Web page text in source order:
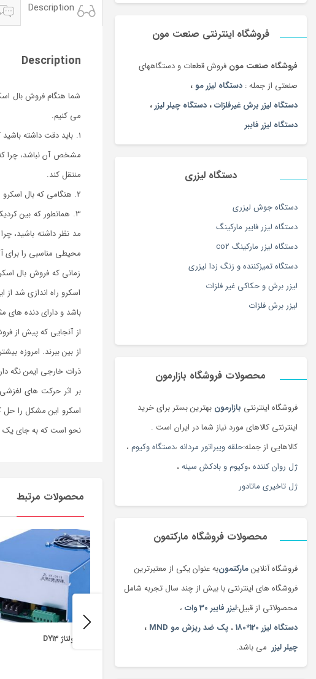
ماشین آلات(68)
فروشگاه اینترنتی صنعت مون
فروشگاه صنعت مون فروش قطعات و دستگاههای
صنعتی از جمله : دستگاه لیزر مو ،
دستگاه لیزر برش غیرفلزات، دستگاه چیلر لیزر،
دستگاه لیزر فایبر
دستگاه لیزری
دستگاه جوش لیزری
دستگاه لیزر فایبر مارکینگ
دستگاه لیزر مارکینگ co2
دستگاه تمیزکننده و زنگ زدا لیزری
لیزر برش و حکاکی غیر فلزات
لیزر برش فلزات
محصولات فروشگاه بازارمون
فروشگاه اینترنتی بازارمون بهترین بستر برای خرید
اینترنتی کالاهای مورد نیاز شما در ایران است .
کالاهایی از جمله:حلقه ویبراتور مردانه ،دستگاه وکیوم ،
ژل روان کننده ،وکیوم و بادکش سینه ،
ژل تاخیری ماتادور
محصولات فروشگاه مارکتمون
فروشگاه آنلاینمارکتمونبه عنوان یکی از معتبرترین
فروشگاه های اینترنتی با بیش از چند سال تجربه شامل
محصولاتی از قبیل:لیزر فایبر 30 وات
،
دستگاه لیزر 120*180
، پک ضد ریزش مو MND
،
چیلر لیزر می باشد.
Description
Description
شما هنگام فروش بال
می کنیم.
1. باید دقت داشته
مشخص آن نباشد، چرا که
منتقل کند.
2. هنگامی که بال اسکرو می خواهد حرکت کند باید میزان دقت آن بسیار بالا باشد، در نتیجه یکی از مهمترین ویژگی های انتخاب بال اسکرو میزان دقت آن در حرکت می باشد.
3. همانطور که بین
مد نظر داشته باشید،
محیطی مناسبی را برای
زمانی که فروش بال
اسکرو راه اندازی شد
باشد و دارای دنده های
از آنجایی که پیش از
از بین ببرند. امروزه
ذرات خارجی ایمن نگه
بر اثر حرکت های
اسکرو این مشکل را حل
نحو است که به جای یک
محصولات مرتبط
های ولتاژ DY13